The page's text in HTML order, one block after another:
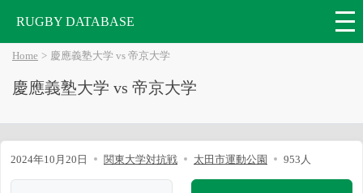
RUGBY DATABASE
Home 慶應義塾大学 vs 帝京大学
慶應義塾大学 vs 帝京大学
2024年10月20日 関東大学対抗戦 太田市運動公園 953人